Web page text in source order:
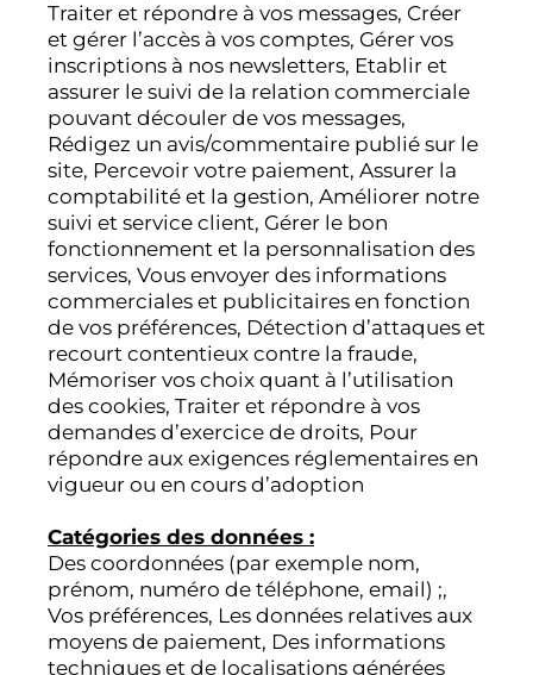
Traiter et répondre à vos messages, Créer
et gérer l’accès à vos comptes, Gérer vos
inscriptions à nos newsletters, Etablir et
assurer le suivi de la relation commerciale
pouvant découler de vos messages,
Rédigez un avis/commentaire publié sur le
site, Percevoir votre paiement, Assurer la
comptabilité et la gestion, Améliorer notre
suivi et service client, Gérer le bon
fonctionnement et la personnalisation des
services, Vous envoyer des informations
commerciales et publicitaires en fonction
de vos préférences, Détection d’attaques et
recourt contentieux contre la fraude,
Mémoriser vos choix quant à l’utilisation
des cookies, Traiter et répondre à vos
demandes d’exercice de droits, Pour
répondre aux exigences réglementaires en
vigueur ou en cours d’adoption
Catégories des données :
Des coordonnées (par exemple nom,
prénom, numéro de téléphone, email) ;,
Vos préférences, Les données relatives aux
moyens de paiement, Des informations
techniques et de localisations générées